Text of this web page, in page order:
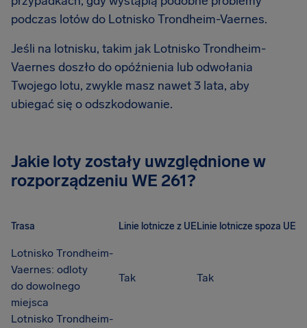
podczas lotów do Lotnisko Trondheim-Vaernes.
Jeśli na lotnisku, takim jak Lotnisko Trondheim-
Vaernes doszło do opóźnienia lub odwołania
Twojego lotu, zwykle masz nawet 3 lata, aby
ubiegać się o odszkodowanie.
Jakie loty zostały uwzględnione w
rozporządzeniu WE 261?
Trasa Linie lotnicze z UELinie lotnicze spoza UE
Lotnisko Trondheim-
Vaernes: odloty
do dowolnego
miejsca
Tak Tak
Lotnisko Trondheim-